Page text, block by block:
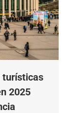
turísticas
2025